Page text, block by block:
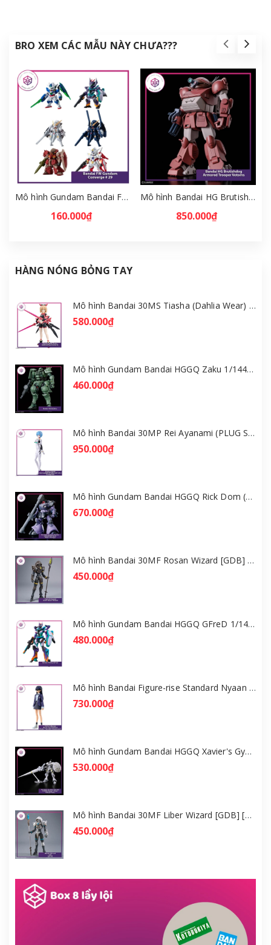
BRO XEM CÁC MẪU NÀY CHƯA???
Mô hình Gundam Bandai FW Gundam Converge # 29 Full Set [GDB] [FCH]
160.000₫
Mô hình Bandai HG Brutishdog - Armored Trooper Votoms [GDB] [BHG]
850.000₫
HÀNG NÓNG BỎNG TAY
Mô hình Bandai 30MS Tiasha (Dahlia Wear) [Color B] [GDB] [30MS]
580.000₫
Mô hình Gundam Bandai HGGQ Zaku 1/144 – MSG GQuuuuuuX [GDB] [BHG]
460.000₫
Mô hình Bandai 30MP Rei Ayanami (PLUG SUIT Ver.) – Evangelion [GDB] [30MP]
950.000₫
Mô hình Gundam Bandai HGGQ Rick Dom (Gaia / Ortega) 1/144 [GDB] [BHG]
670.000₫
Mô hình Bandai 30MF Rosan Wizard [GDB] [30MF]
450.000₫
Mô hình Gundam Bandai HGGQ GFreD 1/144 [GDB] [BHG]
480.000₫
Mô hình Bandai Figure-rise Standard Nyaan - Gundam GQuuuuuuX [GDB] [FRS]
730.000₫
Mô hình Gundam Bandai HGGQ Xavier's Gyan Hakuji-Packs 1/144 [GDB] [BHG]
530.000₫
Mô hình Bandai 30MF Liber Wizard [GDB] [30MF]
450.000₫